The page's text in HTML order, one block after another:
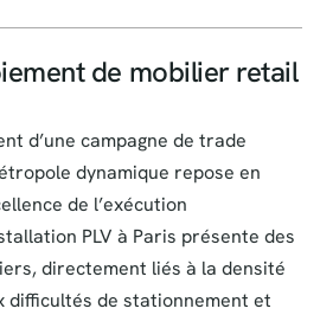
de mobilier retail
d’une campagne de trade
dynamique repose en
de l’exécution
PLV à Paris présente des
directement liés à la densité
difficultés de stationnement et